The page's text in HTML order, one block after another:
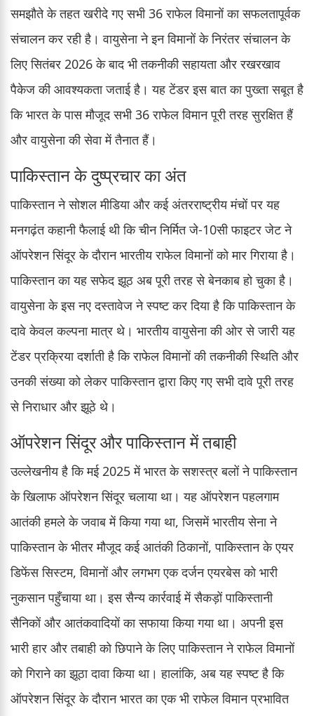
समझौते के तहत खरीदे गए सभी 36 राफेल विमानों का सफलतापूर्वक
संचालन कर रही है। वायुसेना ने इन विमानों के निरंतर संचालन के
लिए सितंबर 2026 के बाद भी तकनीकी सहायता और रखरखाव
पैकेज की आवश्यकता जताई है। यह टेंडर इस बात का पुख्ता सबूत है
कि भारत के पास मौजूद सभी 36 राफेल विमान पूरी तरह सुरक्षित हैं
और वायुसेना की सेवा में तैनात हैं।
पाकिस्तान के दुष्प्रचार का अंत
पाकिस्तान ने सोशल मीडिया और कई अंतरराष्ट्रीय मंचों पर यह
मनगढ़ंत कहानी फैलाई थी कि चीन निर्मित जे-10सी फाइटर जेट ने
ऑपरेशन सिंदूर के दौरान भारतीय राफेल विमानों को मार गिराया है।
पाकिस्तान का यह सफेद झूठ अब पूरी तरह से बेनकाब हो चुका है।
वायुसेना के इस नए दस्तावेज ने स्पष्ट कर दिया है कि पाकिस्तान के
दावे केवल कल्पना मात्र थे। भारतीय वायुसेना की ओर से जारी यह
टेंडर प्रक्रिया दर्शाती है कि राफेल विमानों की तकनीकी स्थिति और
उनकी संख्या को लेकर पाकिस्तान द्वारा किए गए सभी दावे पूरी तरह
से निराधार और झूठे थे।
ऑपरेशन सिंदूर और पाकिस्तान में तबाही
उल्लेखनीय है कि मई 2025 में भारत के सशस्त्र बलों ने पाकिस्तान
के खिलाफ ऑपरेशन सिंदूर चलाया था। यह ऑपरेशन पहलगाम
आतंकी हमले के जवाब में किया गया था, जिसमें भारतीय सेना ने
पाकिस्तान के भीतर मौजूद कई आतंकी ठिकानों, पाकिस्तान के एयर
डिफेंस सिस्टम, विमानों और लगभग एक दर्जन एयरबेस को भारी
नुकसान पहुँचाया था। इस सैन्य कार्रवाई में सैकड़ों पाकिस्तानी
सैनिकों और आतंकवादियों का सफाया किया गया था। अपनी इस
भारी हार और तबाही को छिपाने के लिए पाकिस्तान ने राफेल विमानों
को गिराने का झूठा दावा किया था। हालांकि, अब यह स्पष्ट है कि
ऑपरेशन सिंदूर के दौरान भारत का एक भी राफेल विमान प्रभावित